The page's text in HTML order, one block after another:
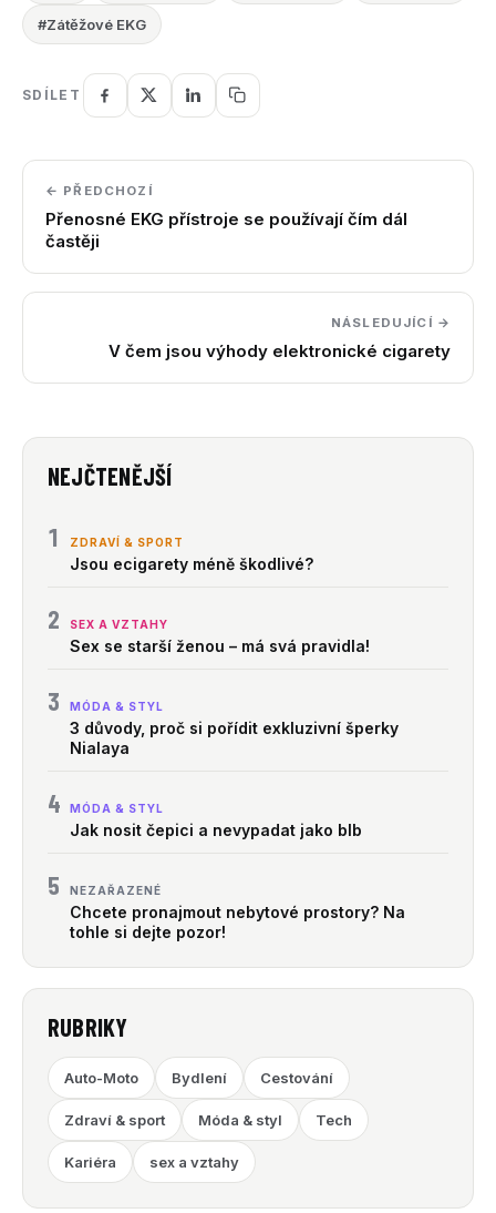
#Zátěžové EKG
SDÍLET
← PŘEDCHOZÍ
Přenosné EKG přístroje se používají čím dál
častěji
NÁSLEDUJÍCÍ →
V čem jsou výhody elektronické cigarety
NEJČTENĚJŠÍ
1 ZDRAVÍ & SPORT
Jsou ecigarety méně škodlivé?
2 SEX A VZTAHY
Sex se starší ženou – má svá pravidla!
3 MÓDA & STYL
3 důvody, proč si pořídit exkluzivní šperky
Nialaya
4 MÓDA & STYL
Jak nosit čepici a nevypadat jako blb
5 NEZAŘAZENÉ
Chcete pronajmout nebytové prostory? Na
tohle si dejte pozor!
RUBRIKY
Auto-Moto Bydlení Cestování
Zdraví & sport Móda & styl Tech
Kariéra sex a vztahy